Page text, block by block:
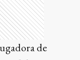
de